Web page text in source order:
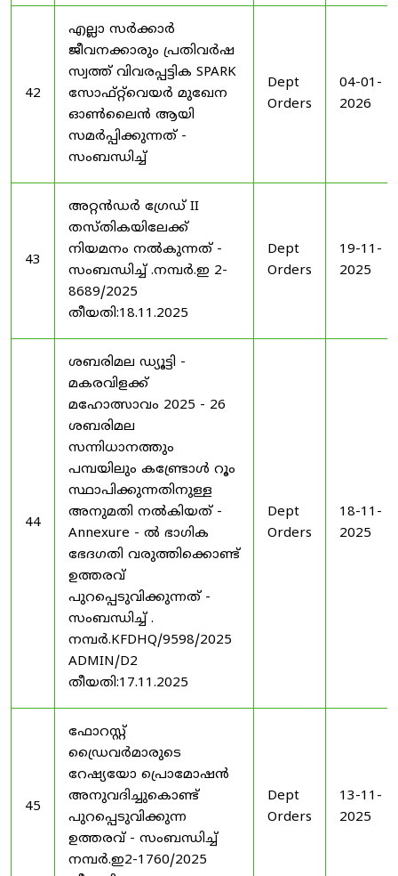
42
എല്ലാ സർക്കാർ
ജീവനക്കാരും പ്രതിവർഷ
സ്വത്ത് വിവരപ്പട്ടിക SPARK
സോഫ്റ്റ്‌വെയർ മുഖേന
ഓൺലൈൻ ആയി
സമർപ്പിക്കുന്നത് -
സംബന്ധിച്ച്
Dept
Orders
04-01-
2026
43
അറ്റൻഡർ ഗ്രേഡ് II
തസ്തികയിലേക്ക്
നിയമനം നൽകുന്നത് -
സംബന്ധിച്ച് .നമ്പർ.ഇ 2-
8689/2025
തീയതി:18.11.2025
Dept
Orders
19-11-
2025
44
ശബരിമല ഡ്യൂട്ടി -
മകരവിളക്ക്
മഹോത്സാവം 2025 - 26
ശബരിമല
സന്നിധാനത്തും
പമ്പയിലും കണ്ട്രോൾ റൂം
സ്ഥാപിക്കുന്നതിനുള്ള
അനുമതി നൽകിയത് -
Annexure - ൽ ഭാഗിക
ഭേദഗതി വരുത്തിക്കൊണ്ട്
ഉത്തരവ്
പുറപ്പെടുവിക്കുന്നത് -
സംബന്ധിച്ച് .
നമ്പർ.KFDHQ/9598/2025
ADMIN/D2
തീയതി:17.11.2025
Dept
Orders
18-11-
2025
45
ഫോറസ്റ്റ്
ഡ്രൈവർമാരുടെ
റേഷ്യയോ പ്രൊമോഷൻ
അനുവദിച്ചുകൊണ്ട്
പുറപ്പെടുവിക്കുന്ന
ഉത്തരവ് - സംബന്ധിച്ച്
നമ്പർ.ഇ2-1760/2025
Dept
Orders
13-11-
2025